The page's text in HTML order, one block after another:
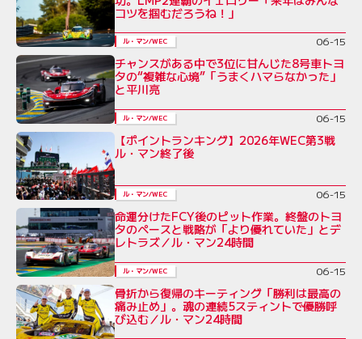
コツを掴むだろうね！」
ル・マン/WEC 06-15
チャンスがある中で3位に甘んじた8号車トヨ
タの“複雑な心境”「うまくハマらなかった」
と平川亮
ル・マン/WEC 06-15
【ポイントランキング】2026年WEC第3戦
ル・マン終了後
ル・マン/WEC 06-15
命運分けたFCY後のピット作業。終盤のトヨ
タのペースと戦略が「より優れていた」とデ
レトラズ／ル・マン24時間
ル・マン/WEC 06-15
骨折から復帰のキーティング「勝利は最高の
痛み止め」。魂の連続5スティントで優勝呼
び込む／ル・マン24時間